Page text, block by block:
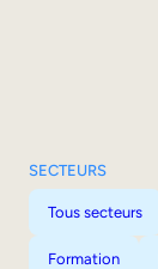
SECTEURS
Tous secteurs
Formation